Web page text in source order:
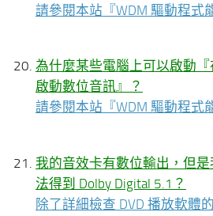
請參閱本站『WDM 驅動程式
為什麼某些電腦上可以啟動『
啟動數位音訊』？
請參閱本站『WDM 驅動程式
我的音效卡有數位輸出，但是
法得到 Dolby Digital 5.1？
除了詳細檢查 DVD 播放軟體